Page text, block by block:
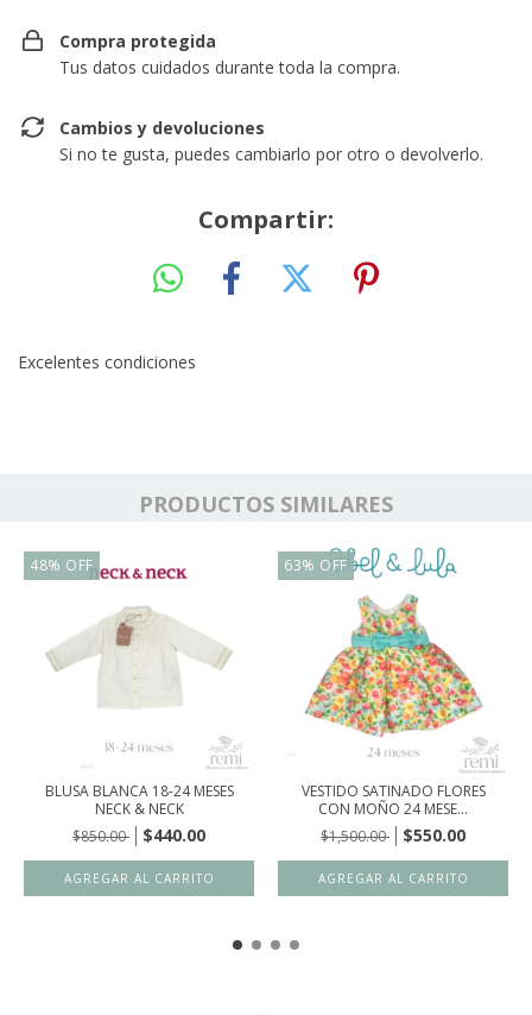
Compra protegida
Tus datos cuidados durante toda la compra.
Cambios y devoluciones
Si no te gusta, puedes cambiarlo por otro o devolverlo.
Compartir:
Excelentes condiciones
PRODUCTOS SIMILARES
48% OFF
BLUSA BLANCA 18-24 MESES
NECK & NECK
$850.00
$440.00
63% OFF
VESTIDO SATINADO FLORES
CON MOÑO 24 MESE...
$1,500.00
$550.00